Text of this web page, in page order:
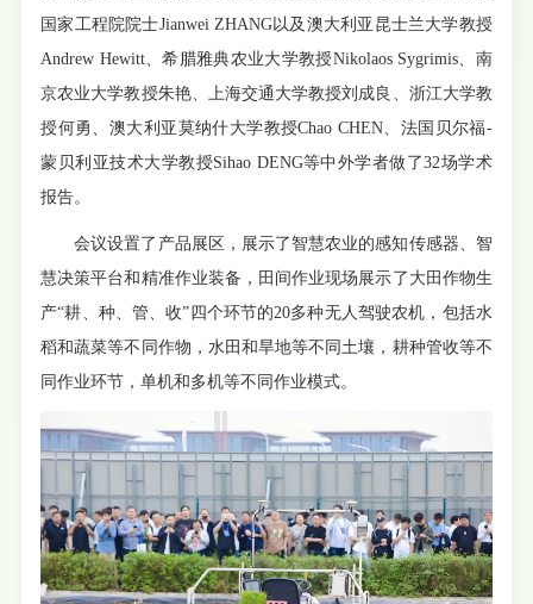
国家工程院院士Jianwei ZHANG以及澳大利亚昆士兰大学教授
Andrew Hewitt、希腊雅典农业大学教授Nikolaos Sygrimis、南
京农业大学教授朱艳、上海交通大学教授刘成良、浙江大学教
授何勇、澳大利亚莫纳什大学教授Chao CHEN、法国贝尔福-
蒙贝利亚技术大学教授Sihao DENG等中外学者做了32场学术
报告。
会议设置了产品展区，展示了智慧农业的感知传感器、智
慧决策平台和精准作业装备，田间作业现场展示了大田作物生
产“耕、种、管、收”四个环节的20多种无人驾驶农机，包括水
稻和蔬菜等不同作物，水田和旱地等不同土壤，耕种管收等不
同作业环节，单机和多机等不同作业模式。